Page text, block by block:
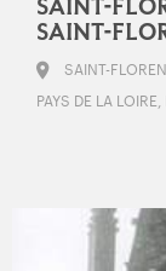
SAINT-
SAINT-
SAINT-
PAYS DE LA